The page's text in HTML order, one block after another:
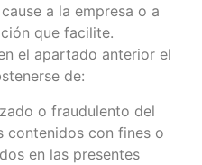
a la empresa o a
que facilite.
el apartado anterior el
de:
o fraudulento del
contenidos con fines o
en las presentes